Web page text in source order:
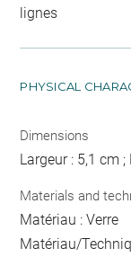
lignes
PHYSICAL
Dimensions
Largeur : 5,1 cm
Materials and
Matériau : Verre
Matériau/